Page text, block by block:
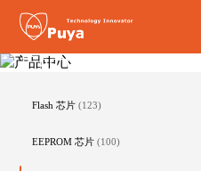
产品中心
Flash 芯片 (123)
EEPROM 芯片 (100)